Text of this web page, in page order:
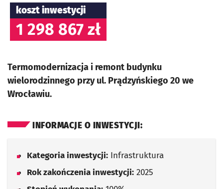
koszt inwestycji
1 298 867 zł
Termomodernizacja i remont budynku
wielorodzinnego przy ul. Prądzyńskiego 20 we
Wrocławiu.
INFORMACJE O INWESTYCJI:
Kategoria inwestycji: Infrastruktura
Rok zakończenia inwestycji: 2025